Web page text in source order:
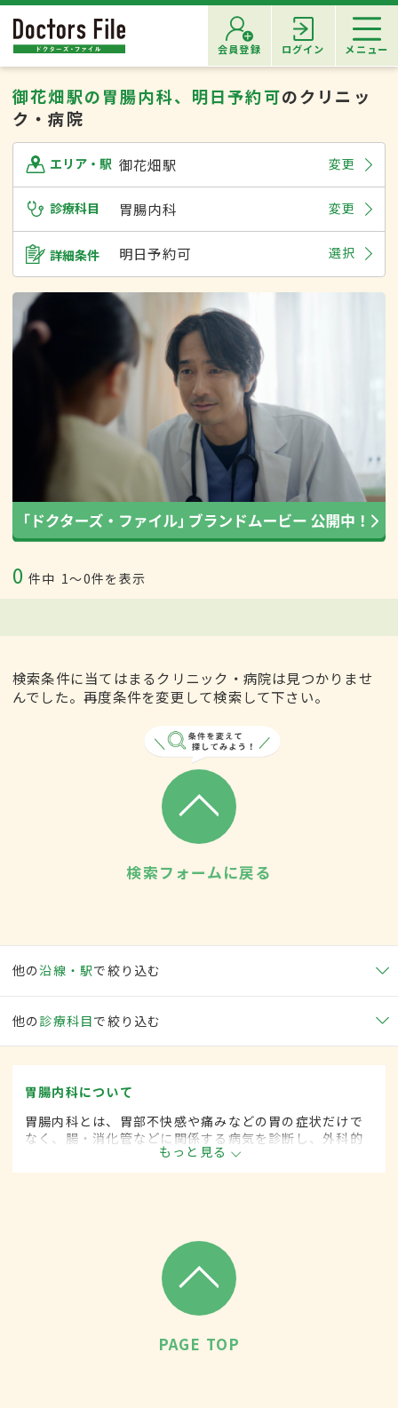
会員登録 ログイン メニュー
御花畑駅の胃腸内科、明日予約可のクリニッ
ク・病院
エリア・駅 御花畑駅 変更
診療科目 胃腸内科 変更
詳細条件 明日予約可 選択
0 件中 1〜0件を表示
検索条件に当てはまるクリニック・病院は見つかりませ
んでした。再度条件を変更して検索して下さい。
検索フォームに戻る
他の沿線・駅で絞り込む
他の 診療科目で絞り込む
胃腸内科について
胃腸内科とは、胃部不快感や痛みなどの胃の症状だけで
なく、腸・消化管などに関係する病気を診断し、外科的
処置によらずに治療する内科の一領域です。平成20年4
月の制度改正前は、胃腸科と呼ばれていました。
もっと見る
PAGE TOP